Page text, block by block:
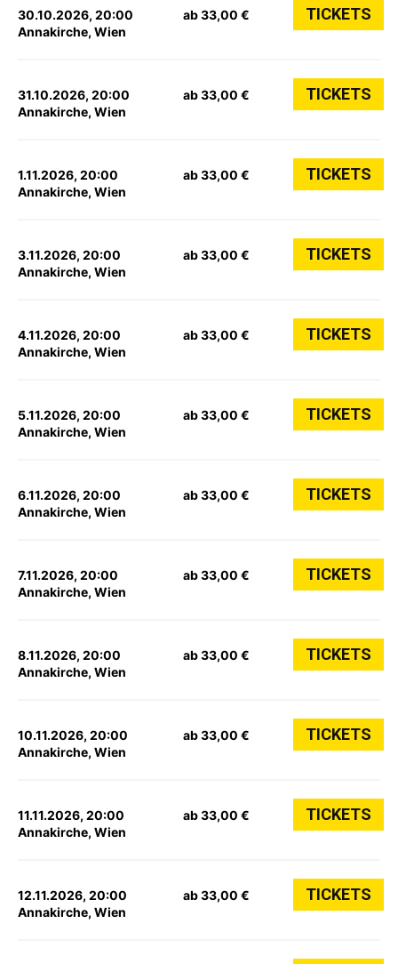
30.10.2026, 20:00
Annakirche, Wien
ab 33,00 € TICKETS
31.10.2026, 20:00
Annakirche, Wien
ab 33,00 € TICKETS
1.11.2026, 20:00
Annakirche, Wien
ab 33,00 € TICKETS
3.11.2026, 20:00
Annakirche, Wien
ab 33,00 € TICKETS
4.11.2026, 20:00
Annakirche, Wien
ab 33,00 € TICKETS
5.11.2026, 20:00
Annakirche, Wien
ab 33,00 € TICKETS
6.11.2026, 20:00
Annakirche, Wien
ab 33,00 € TICKETS
7.11.2026, 20:00
Annakirche, Wien
ab 33,00 € TICKETS
8.11.2026, 20:00
Annakirche, Wien
ab 33,00 € TICKETS
10.11.2026, 20:00
Annakirche, Wien
ab 33,00 € TICKETS
11.11.2026, 20:00
Annakirche, Wien
ab 33,00 € TICKETS
12.11.2026, 20:00
Annakirche, Wien
ab 33,00 € TICKETS